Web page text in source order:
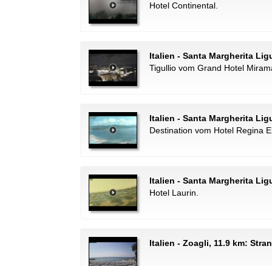
Hotel Continental.
Italien - Santa Margherita
Tigullio vom Grand Hotel
Italien - Santa Margherita
Destination vom Hotel Regina
Italien - Santa Margherita
Hotel Laurin.
Italien - Zoagli, 11.9 km: